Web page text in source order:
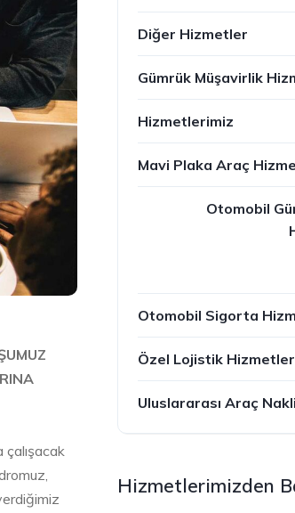
çalışacak
Diğer Hizmetler
Gümrük Müşavirlik
Hizmetlerimiz
Mavi Plaka Araç
Otomobil
Otomobil Sigorta
Özel Lojistik
Uluslararası Araç
Hizmetlerimizden